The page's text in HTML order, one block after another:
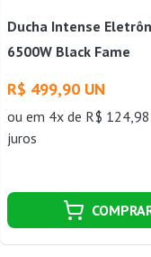
Ducha Intense
6500W Black Fame
R$ 499,90 UN
ouem 4x de R$
juros